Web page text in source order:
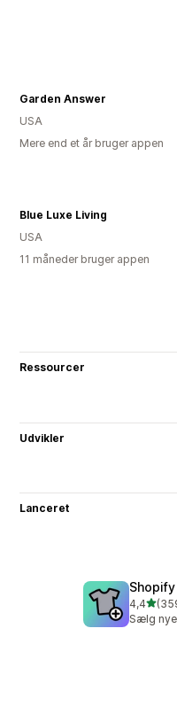
Garden Answer
USA
Mere end et år bruger appen
Blue Luxe Living
USA
11 måneder bruger appen
Ressourcer
Udvikler
Lanceret
4,4ud af
359
Sælg